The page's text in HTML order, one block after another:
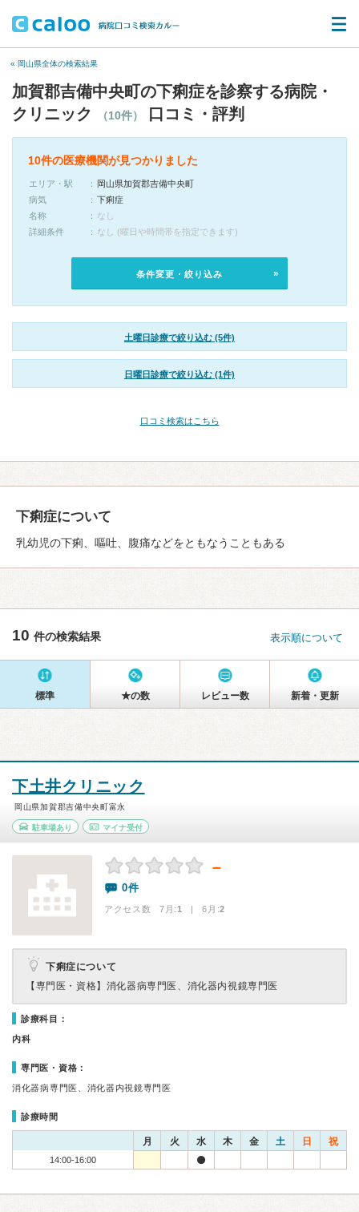
« 岡山県全体の検索結果
加賀郡吉備中央町の下痢症を診察する病院・
クリニック
（10件） 口コミ・評判
10件の医療機関が見つかりました
エリア・駅
岡山県加賀郡吉備中央町
病気
下痢症
名称
なし
詳細条件
なし (曜日や時間帯を指定できます)
条件変更・絞り込み
土曜日診療で絞り込む (5件)
日曜日診療で絞り込む (1件)
口コミ検索はこちら
下痢症について
乳幼児の下痢、嘔吐、腹痛などをともなうこともある
10 件の検索結果 表示順について
標準 ★の数 レビュー数 新着・更新
下土井クリニック
岡山県加賀郡吉備中央町富永
駐車場あり マイナ受付
－
0件
アクセス数 7月:1 | 6月:2
下痢症について
【専門医・資格】 消化器病専門医、消化器内視鏡専門医
診療科目：
内科
専門医・資格：
消化器病専門医、消化器内視鏡専門医
診療時間
月 火 水 木 金 土 日 祝
14:00-16:00